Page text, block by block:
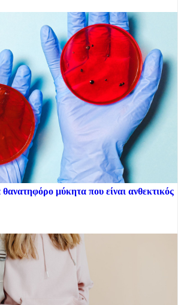
μύκητα που είναι ανθεκτικός